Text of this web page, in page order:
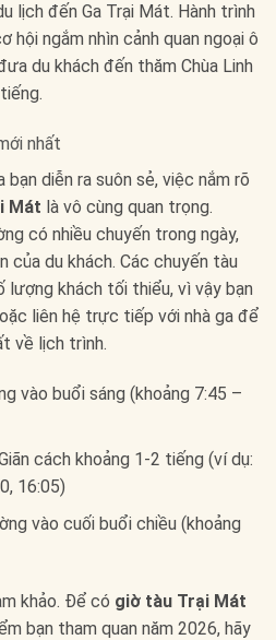
lịch đến Ga Trại Mát. Hành trình
hội ngắm nhìn cảnh quan ngoại ô
du khách đến thăm Chùa Linh
nhất
diễn ra suôn sẻ, việc nắm rõ
Mát là vô cùng quan trọng.
có nhiều chuyến trong ngày,
của du khách. Các chuyến tàu
lượng khách tối thiểu, vì vậy bạn
liên hệ trực tiếp với nhà ga để
về lịch trình.
vào buổi sáng (khoảng 7:45 –
cách khoảng 1-2 tiếng (ví dụ:
16:05)
vào cuối buổi chiều (khoảng
khảo. Để có giờ tàu Trại Mát
bạn tham quan năm 2026, hãy